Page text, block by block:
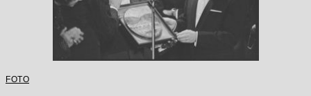
FOTO